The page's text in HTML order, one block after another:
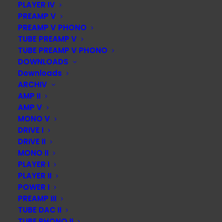
PLAYER IV
PREAMP V
PREAMP V PHONO
TUBE PREAMP V
TUBE PREAMP V PHONO
DOWNLOADS
Downloads
ARCHIV
AMP II
AMP V
MONO V
DRIVE I
DRIVE II
MONO II
PLAYER I
PLAYER II
POWER I
PREAMP III
TUBE DAC II
insbesondere in Bezug auf die Basswiedergabe und die
außergewöhnliche Qualität des Kopfhörerausgangs. Beide
Geräte wurden mit renommierten Auszeichnungen
geehrt und als perfekte Ergänzung füreinander
hervorgehoben, die musikalische Kontrolle und Tiefe auf
höchstem Niveau bieten.
ZUM TESTBERICHT
DIESE SEITE TEILEN: